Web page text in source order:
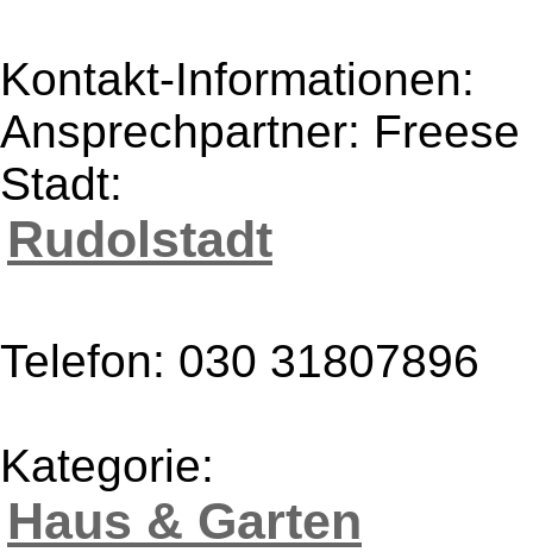
Kontakt-Informationen:
Ansprechpartner:
Stadt:
Rudolstadt
Telefon: 030 31807896
Kategorie:
Haus & Garten